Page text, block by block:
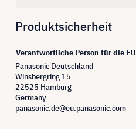
Produktsicherheit
Verantwortliche Person für die EU
Panasonic Deutschland
Winsbergring 15
22525 Hamburg
Germany
panasonic.de@eu.panasonic.com